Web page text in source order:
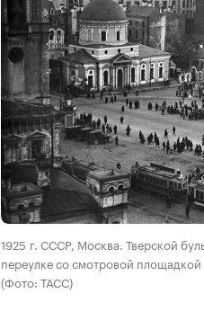
00:00 / 00:00
1925 г. СССР, Москва. Тверской
переулке со смотровой
(Фото: ТАСС)